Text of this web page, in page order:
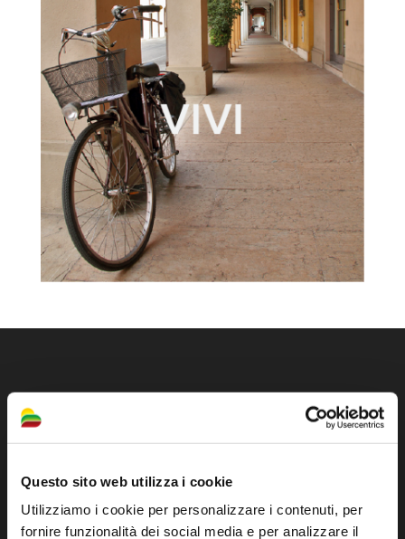
Questo sito web utilizza i cookie
Utilizziamo i cookie per personalizzare i contenuti, per
fornire funzionalità dei social media e per analizzare il
Sito ufficiale di informazione turistica